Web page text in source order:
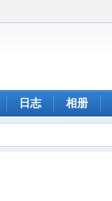
日志 相册